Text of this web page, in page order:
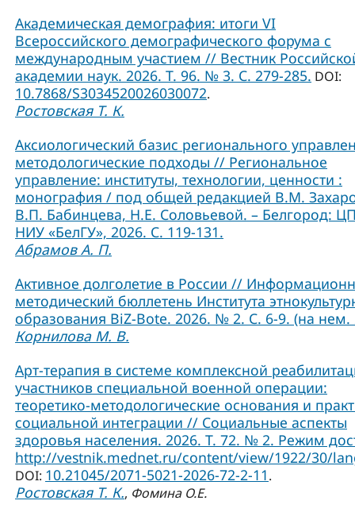
Академическая демография: итоги VI
Всероссийского демографического форума с
международным участием // Вестник
академии наук. 2026. Т. 96. № 3. С. 279-285. DOI:
10.7868/S3034520026030072.
Ростовская Т. К.
Аксиологический базис регионального
методологические подходы // Региональное
управление: институты, технологии, ценности :
монография / под общей редакцией В.М.
В.П. Бабинцева, Н.Е. Соловьевой. – Белгород:
НИУ «БелГУ», 2026. С. 119-131.
Абрамов А. П.
Активное долголетие в России //
методический бюллетень Института
образования BiZ-Bote. 2026. № 2. С. 6-9. (на нем.
Корнилова М. В.
Арт-терапия в системе комплексной
участников специальной военной операции:
теоретико-методологические основания и
социальной интеграции // Социальные аспекты
здоровья населения. 2026. Т. 72. № 2. Режим
http://vestnik.mednet.ru/content/view/1922/30/
DOI: 10.21045/2071-5021-2026-72-2-11.
Ростовская Т. К., Фомина О.Е.